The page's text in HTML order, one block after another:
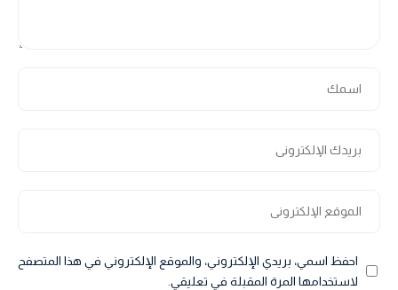
احفظ اسمي، بريدي الإلكتروني، والموقع الإلكتروني في هذا المتصفح
لاستخدامها المرة المقبلة في تعليقي.